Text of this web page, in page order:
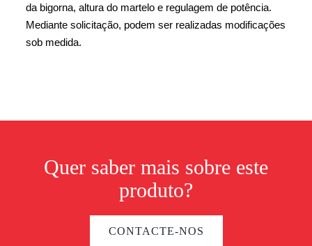
da bigorna, altura do martelo e regulagem de potência.
Mediante solicitação, podem ser realizadas modificações
sob medida.
Quer saber mais sobre este
produto?
CONTACTE-NOS